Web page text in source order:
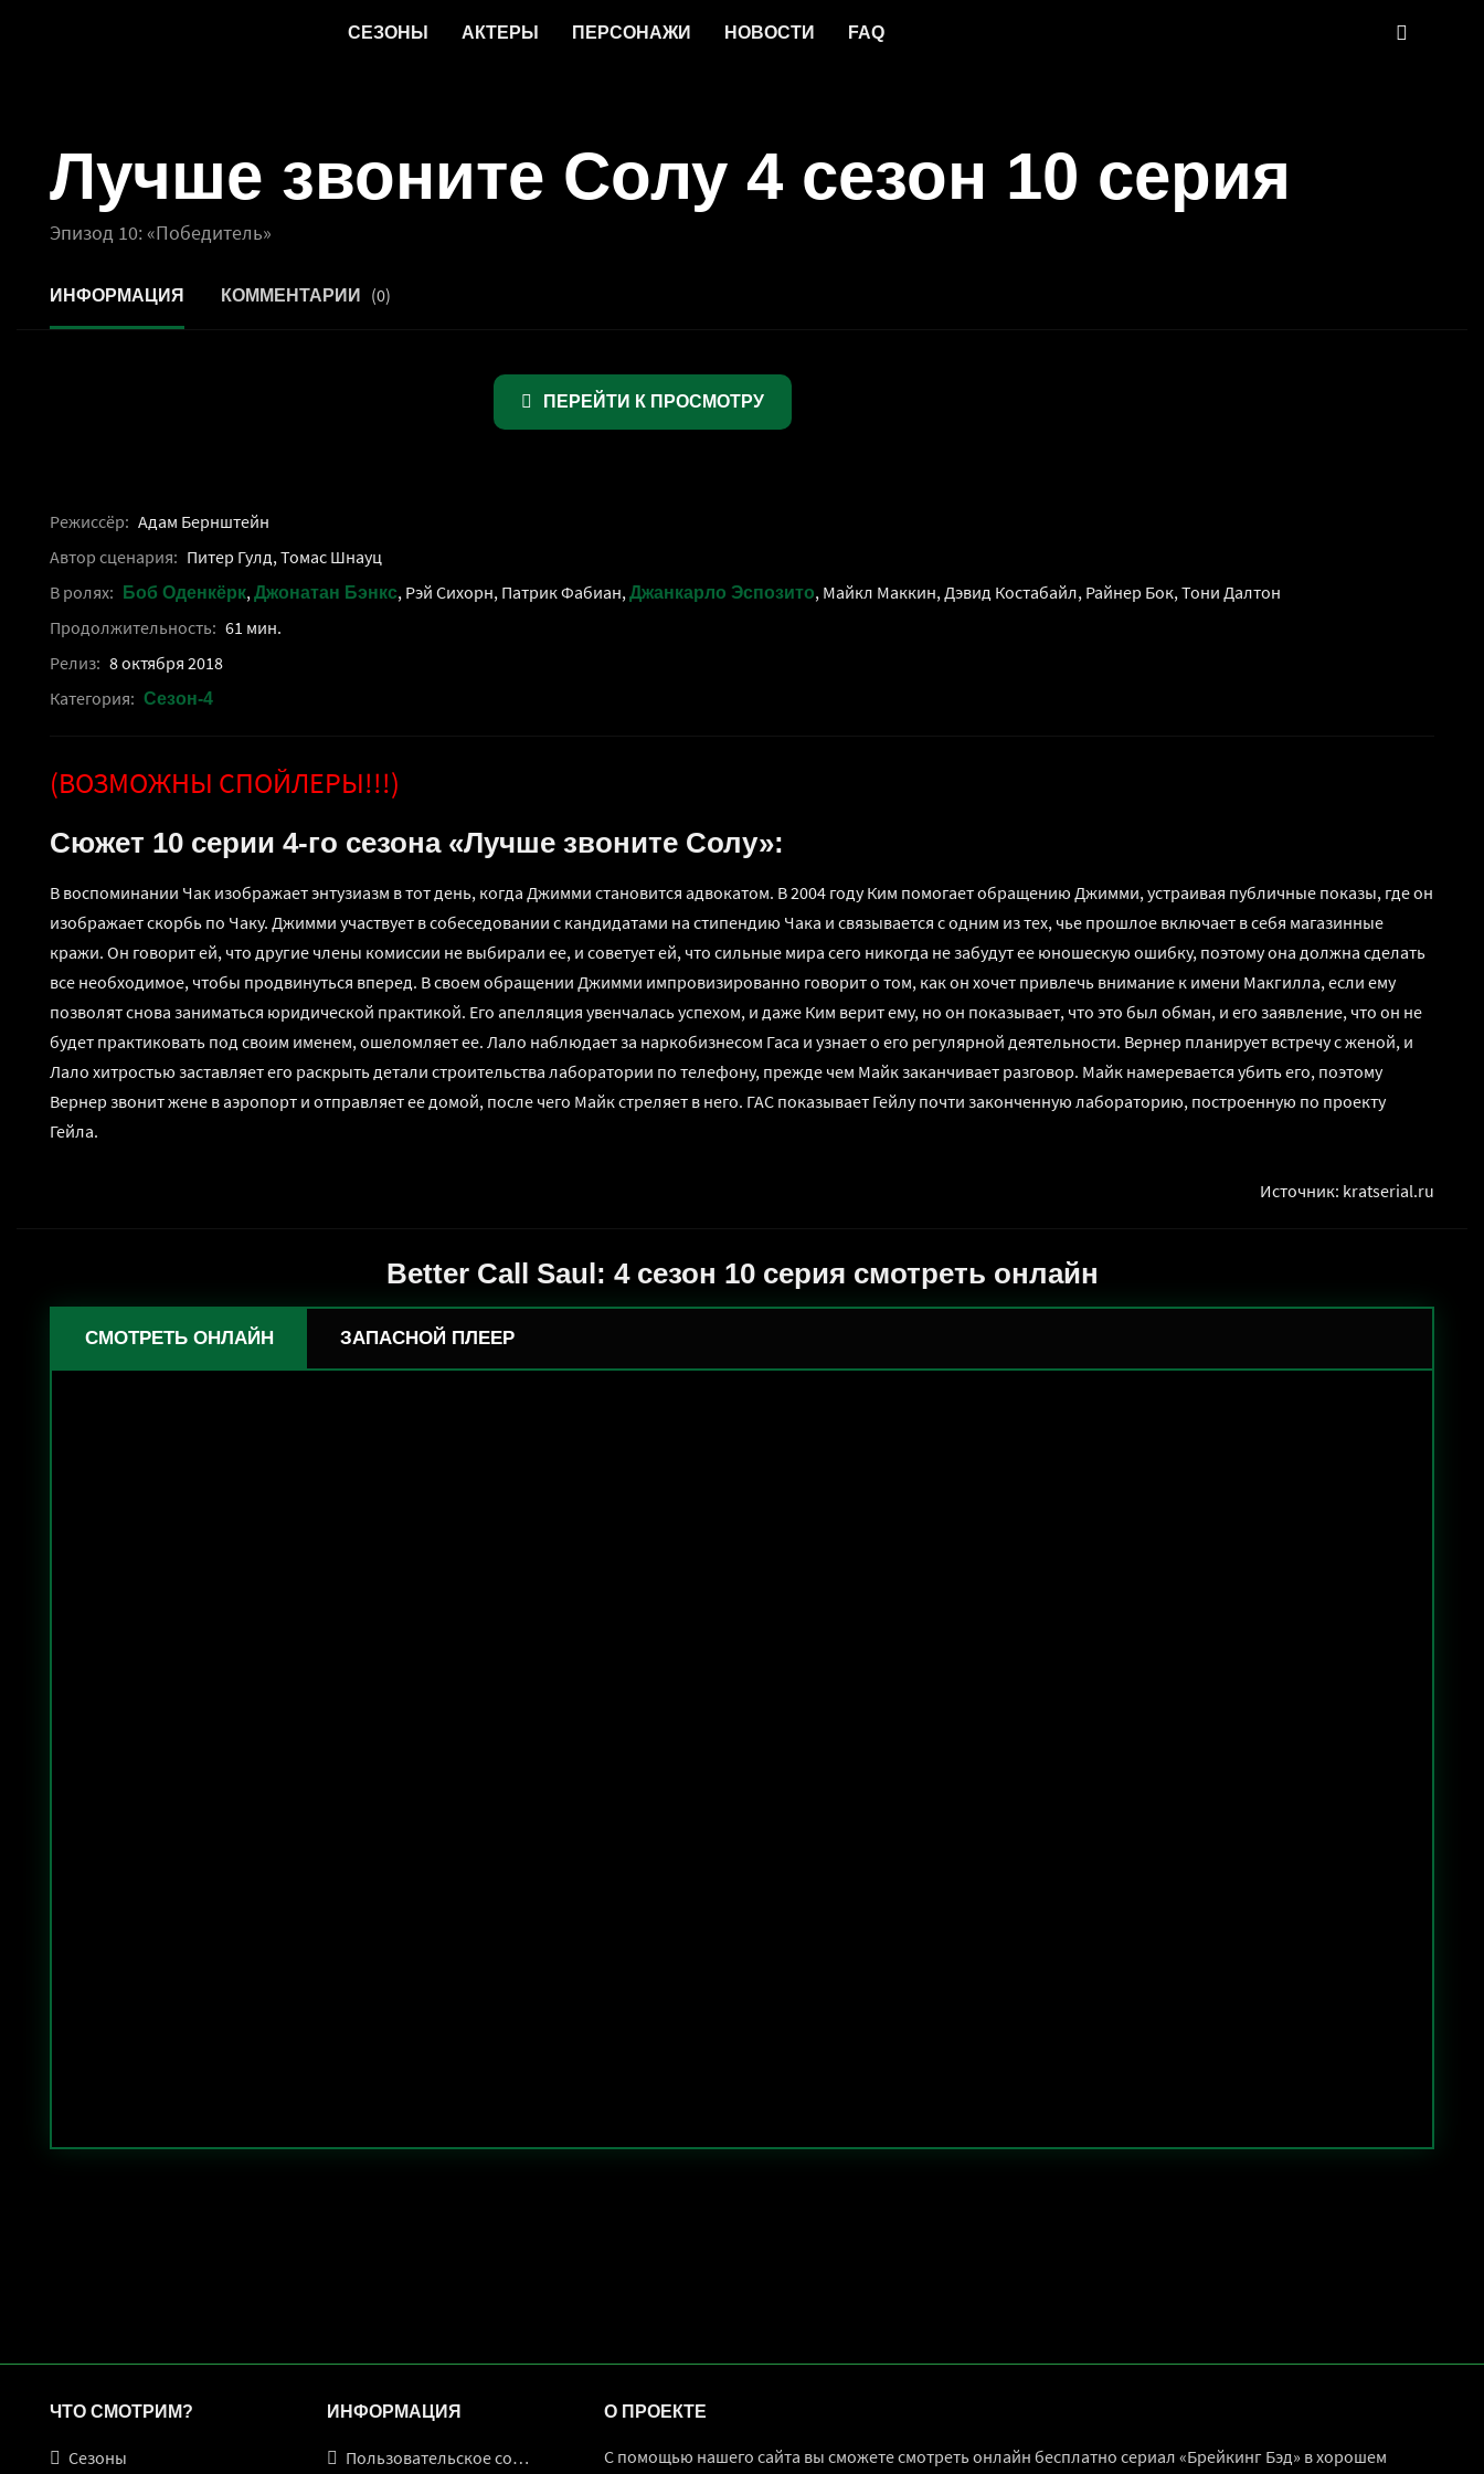
СЕЗОНЫ АКТЕРЫ ПЕРСОНАЖИ НОВОСТИ FAQ
Лучше звоните Солу 4 сезон 10 серия
Эпизод 10: «Победитель»
ИНФОРМАЦИЯ КОММЕНТАРИИ (0)
ПЕРЕЙТИ К ПРОСМОТРУ
Режиссёр: Адам Бернштейн
Автор сценария: Питер Гулд, Томас Шнауц
В ролях:
Боб Оденкёрк,Джонатан Бэнкс, Рэй Сихорн, Патрик Фабиан,Джанкарло Эспозито, Майкл Маккин, Дэвид Костабайл, Райнер Бок, Тони Далтон
Продолжительность: 61 мин.
Релиз: 8 октября 2018
Категория: Сезон-4
(ВОЗМОЖНЫ СПОЙЛЕРЫ!!!)
Сюжет 10 серии 4-го сезона «Лучше звоните Солу»:
В воспоминании Чак изображает энтузиазм в тот день, когда Джимми становится адвокатом. В 2004 году Ким помогает обращению Джимми, устраивая публичные показы, где он
изображает скорбь по Чаку. Джимми участвует в собеседовании с кандидатами на стипендию Чака и связывается с одним из тех, чье прошлое включает в себя магазинные
кражи. Он говорит ей, что другие члены комиссии не выбирали ее, и советует ей, что сильные мира сего никогда не забудут ее юношескую ошибку, поэтому она должна сделать
все необходимое, чтобы продвинуться вперед. В своем обращении Джимми импровизированно говорит о том, как он хочет привлечь внимание к имени Макгилла, если ему
позволят снова заниматься юридической практикой. Его апелляция увенчалась успехом, и даже Ким верит ему, но он показывает, что это был обман, и его заявление, что он не
будет практиковать под своим именем, ошеломляет ее. Лало наблюдает за наркобизнесом Гаса и узнает о его регулярной деятельности. Вернер планирует встречу с женой, и
Лало хитростью заставляет его раскрыть детали строительства лаборатории по телефону, прежде чем Майк заканчивает разговор. Майк намеревается убить его, поэтому
Вернер звонит жене в аэропорт и отправляет ее домой, после чего Майк стреляет в него. ГАС показывает Гейлу почти законченную лабораторию, построенную по проекту
Гейла.
Источник: kratserial.ru
Better Call Saul: 4 сезон 10 серия смотреть онлайн
СМОТРЕТЬ ОНЛАЙН ЗАПАСНОЙ ПЛЕЕР
ЧТО СМОТРИМ?
Сезоны
ИНФОРМАЦИЯ
Пользовательское соглашение
О ПРОЕКТЕ
С помощью нашего сайта вы сможете смотреть онлайн бесплатно сериал «Брейкинг Бэд» в хорошем